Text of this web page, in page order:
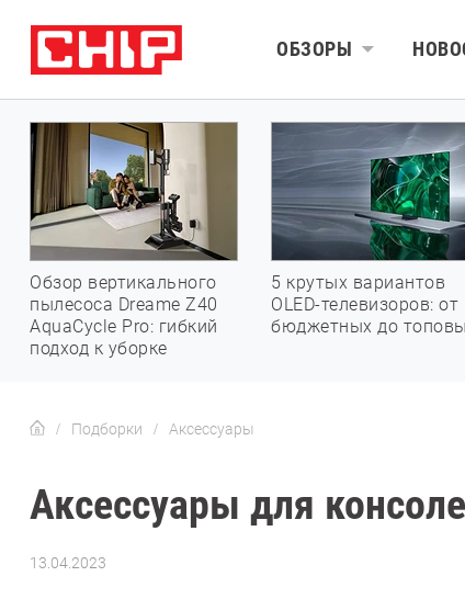
ОБЗОРЫ
Обзор вертикального
пылесоса Dreame Z40
AquaCycle Pro: гибкий
подход к уборке
5 крутых вариантов
OLED-телевизоров: от
бюджетных до
Подборки Аксессуары
Аксессуары для
13.04.2023